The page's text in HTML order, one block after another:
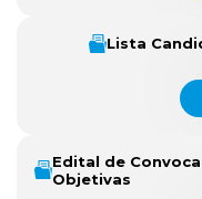
Lista
Edital de
Objetivas